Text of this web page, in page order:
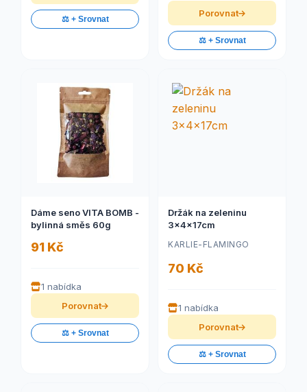
⚖️ + Srovnat
Porovnat
⚖️ + Srovnat
Dáme seno VITA BOMB -
bylinná směs 60g
91 Kč
1 nabídka
Porovnat
⚖️ + Srovnat
Držák na zeleninu
3x4x17cm
KARLIE-FLAMINGO
70 Kč
1 nabídka
Porovnat
⚖️ + Srovnat